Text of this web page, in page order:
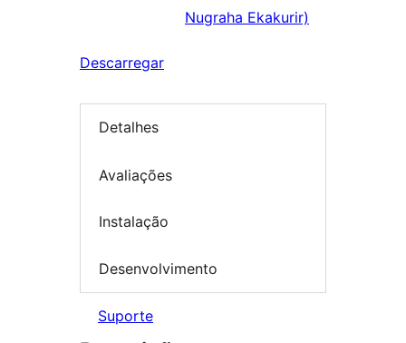
Nugraha Ekakurir)
Descarregar
Detalhes
Avaliações
Instalação
Desenvolvimento
Suporte